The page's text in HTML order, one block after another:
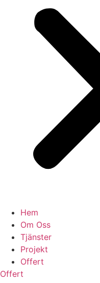
Hem
Om Oss
Tjänster
Projekt
Offert
Offert